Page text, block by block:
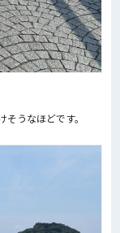
うなほどです。